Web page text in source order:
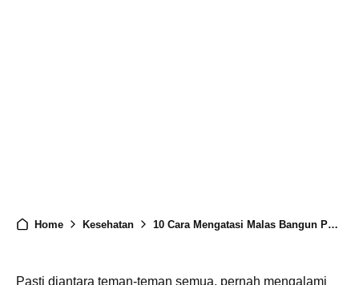
Home Kesehatan 10 Cara Mengatasi Malas Bangun Pagi Setiap Hari
Pasti diantara teman-teman semua, pernah mengalami